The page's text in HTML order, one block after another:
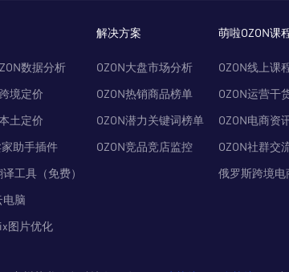
数据分析
境定价
土定价
家助手插件
工具（免费）
电脑
图片优化
解决方案
OZON大盘市场分析
OZON热销商品榜单
OZON潜力关键词榜单
OZON竞品竞店监控
萌啦OZON课
OZON线上课
OZON运营干
OZON电商资
OZON社群交
俄罗斯跨境电